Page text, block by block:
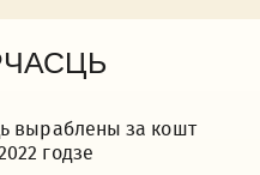
выраблены за кошт
годзе